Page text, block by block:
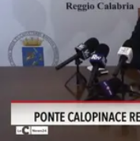
Reggio Calabria
Cosenza
Lamezia Terme